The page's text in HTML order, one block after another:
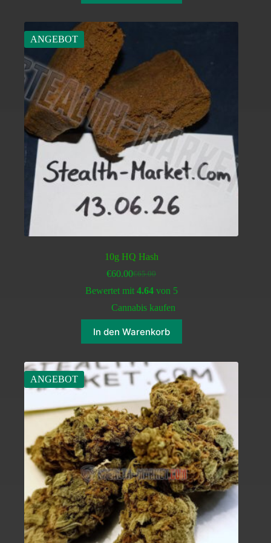
ANGEBOT
10g HQ Hash
€65.00
Ursprünglicher
Preis
€65.00
€60.00Aktueller
Preis
€60.00.
Bewertet mit 4.64von 5
Cannabis kaufen
In den Warenkorb
ANGEBOT